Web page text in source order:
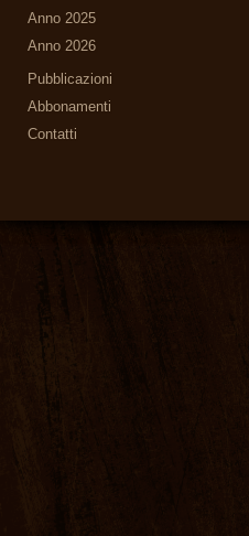
Anno 2025
Anno 2026
Pubblicazioni
Abbonamenti
Contatti